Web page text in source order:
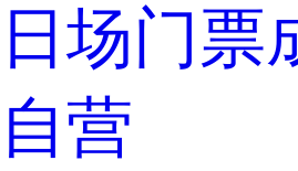
日场门票
自营